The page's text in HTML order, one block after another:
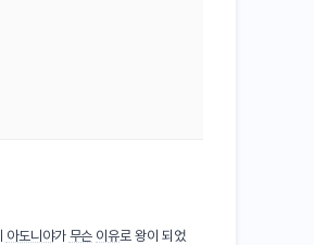
아도니야가 무슨 이유로 왕이 되었